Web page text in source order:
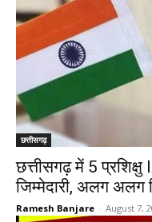
छत्तीसगढ़
छत्तीसगढ़ में 5 प्रशिक्षु
जिम्मेदारी, अलग अलग
Ramesh Banjare - August 7,